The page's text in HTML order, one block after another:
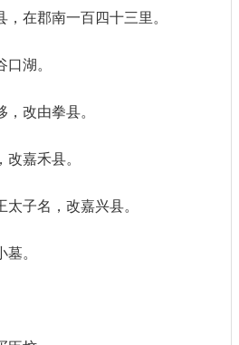
在郡南一百四十三里。
湖。
改由拳县。
嘉禾县。
子名，改嘉兴县。
。